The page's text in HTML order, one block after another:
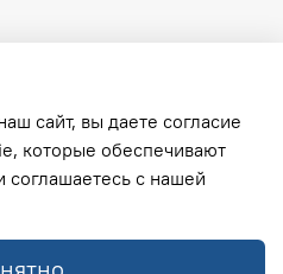
сайт, вы даете согласие
которые обеспечивают
соглашаетесь с нашей